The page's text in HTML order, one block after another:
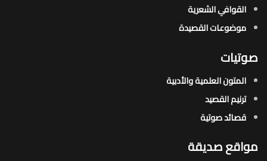
القوافي الشعرية​
موضوعات القصيدة​
صوتيات
المتون العلمية والأدبية
ترنيم القصيد
قصائد صوتية
مواقع صديقة